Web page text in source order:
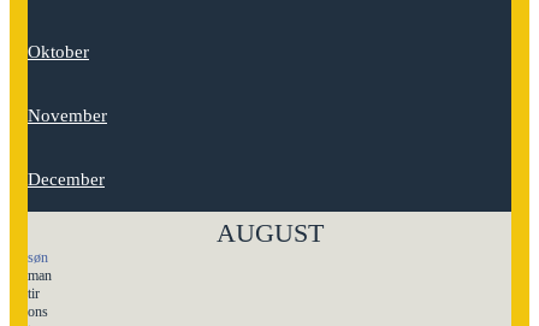
Oktober
November
December
AUGUST
søn
man
tir
ons